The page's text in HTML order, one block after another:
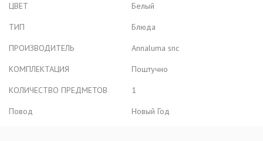
ЦВЕТ
Белый
ТИП
Блюда
ПРОИЗВОДИТЕЛЬ
Annaluma snc
КОМПЛЕКТАЦИЯ
Поштучно
КОЛИЧЕСТВО ПРЕДМЕТОВ
1
Повод
Новый Год